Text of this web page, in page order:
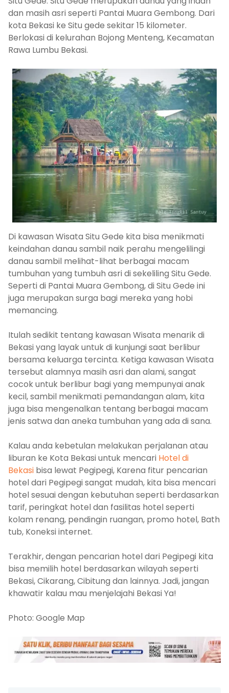
dan masih asri seperti Pantai Muara Gembong. Dari
kota Bekasi ke Situ gede sekitar 15 kilometer.
Berlokasi di kelurahan Bojong Menteng, Kecamatan
Rawa Lumbu Bekasi.
Di kawasan Wisata Situ Gede kita bisa menikmati
keindahan danau sambil naik perahu mengelilingi
danau sambil melihat-lihat berbagai macam
tumbuhan yang tumbuh asri di sekeliling Situ Gede.
Seperti di Pantai Muara Gembong, di Situ Gede ini
juga merupakan surga bagi mereka yang hobi
memancing.
Itulah sedikit tentang kawasan Wisata menarik di
Bekasi yang layak untuk di kunjungi saat berlibur
bersama keluarga tercinta. Ketiga kawasan Wisata
tersebut alamnya masih asri dan alami, sangat
cocok untuk berlibur bagi yang mempunyai anak
kecil, sambil menikmati pemandangan alam, kita
juga bisa mengenalkan tentang berbagai macam
jenis satwa dan aneka tumbuhan yang ada di sana.
Kalau anda kebetulan melakukan perjalanan atau
liburan ke Kota Bekasi untuk mencari Hotel di
Bekasi bisa lewat Pegipegi, Karena fitur pencarian
hotel dari Pegipegi sangat mudah, kita bisa mencari
hotel sesuai dengan kebutuhan seperti berdasarkan
tarif, peringkat hotel dan fasilitas hotel seperti
kolam renang, pendingin ruangan, promo hotel, Bath
tub, Koneksi internet.
Terakhir, dengan pencarian hotel dari Pegipegi kita
bisa memilih hotel berdasarkan wilayah seperti
Bekasi, Cikarang, Cibitung dan lainnya. Jadi, jangan
khawatir kalau mau menjelajahi Bekasi Ya!
Photo: Google Map